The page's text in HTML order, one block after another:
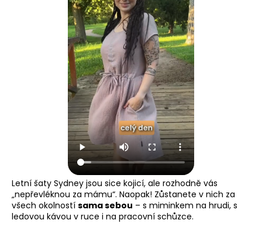
Letní šaty Sydney jsou sice kojicí, ale rozhodně vás
„nepřevléknou za mámu“. Naopak! Zůstanete v nich za
všech okolností sama sebou – s miminkem na hrudi, s
ledovou kávou v ruce i na pracovní schůzce.